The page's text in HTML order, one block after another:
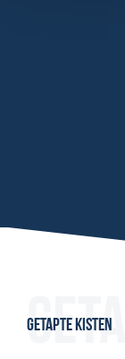
Getapte kisten